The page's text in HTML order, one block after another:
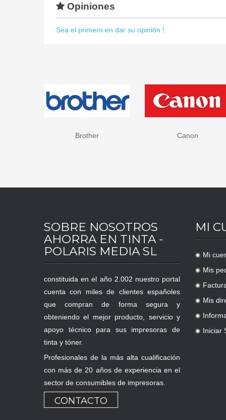
Opiniones
Sea el primero en dar su opinión !
Brother Canon
SOBRE NOSOTROS
AHORRA EN TINTA -
POLARIS MEDIA SL
constituida en el año 2.002 nuestro portal
cuenta con miles de clientes españoles
que compran de forma segura y
obteniendo el mejor producto, servicio y
apoyo técnico para sus impresoras de
tinta y tóner.
Profesionales de la más alta cualificación
con más de 20 años de experiencia en el
sector de consumibles de impresoras.
CONTACTO
MI
.
Mi
.
Mis
.
.
Mis
.
.
Iniciar